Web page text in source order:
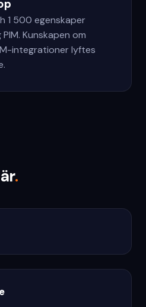
1 500 egenskaper
Kunskapen om
integrationer lyftes
.